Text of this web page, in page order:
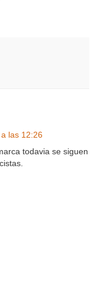
las 12:26
todavia se siguen